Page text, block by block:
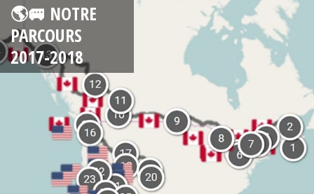
🌎🚐 NOTRE
PARCOURS
2017-2018